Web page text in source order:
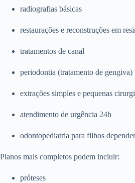
radiografias básicas
restaurações e reconstruções em
tratamentos de canal
periodontia (tratamento de gengiva)
extrações simples e pequenas
atendimento de urgência 24h
odontopediatria para filhos
Planos mais completos podem incluir:
próteses